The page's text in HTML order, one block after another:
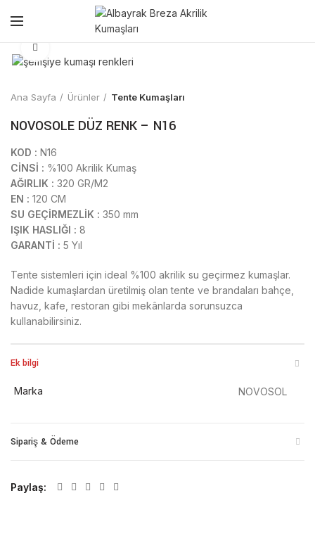
Ana Sayfa Ürünler Tente Kumaşları
NOVOSOLE DÜZ RENK – N16
KOD : N16
CİNSİ : %100 Akrilik Kumaş
AĞIRLIK : 320 GR/M2
EN : 120 CM
SU GEÇİRMEZLİK : 350 mm
IŞIK HASLIĞI : 8
GARANTİ : 5 Yıl
Tente sistemleri için ideal %100 akrilik su geçirmez kumaşlar.
Nadide kumaşlardan üretilmiş olan tente ve brandaları bahçe,
havuz, kafe, restoran gibi mekânlarda sorunsuzca
kullanabilirsiniz.
Ek bilgi
Marka NOVOSOL
Sipariş & Ödeme
Paylaş